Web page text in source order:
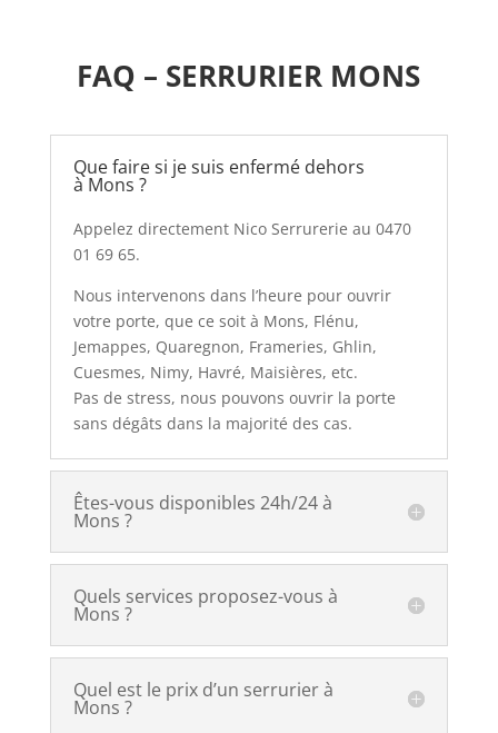
FAQ – SERRURIER MONS
Que faire si je suis enfermé dehors
à Mons ?
Appelez directement Nico Serrurerie au 0470
01 69 65.
Nous intervenons dans l’heure pour ouvrir
votre porte, que ce soit à Mons, Flénu,
Jemappes, Quaregnon, Frameries, Ghlin,
Cuesmes, Nimy, Havré, Maisières, etc.
Pas de stress, nous pouvons ouvrir la porte
sans dégâts dans la majorité des cas.
Êtes-vous disponibles 24h/24 à
Mons ?
Quels services proposez-vous à
Mons ?
Quel est le prix d’un serrurier à
Mons ?